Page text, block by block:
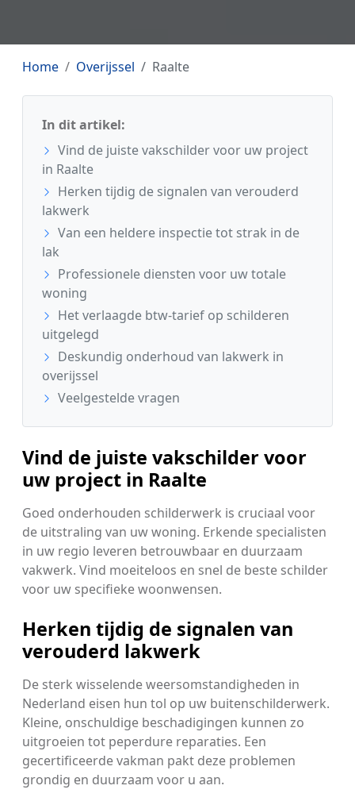
Home Overijssel Raalte
In dit artikel:
Vind de juiste vakschilder voor uw project
in Raalte
Herken tijdig de signalen van verouderd
lakwerk
Van een heldere inspectie tot strak in de
lak
Professionele diensten voor uw totale
woning
Het verlaagde btw-tarief op schilderen
uitgelegd
Deskundig onderhoud van lakwerk in
overijssel
Veelgestelde vragen
Vind de juiste vakschilder voor
uw project in Raalte
Goed onderhouden schilderwerk is cruciaal voor
de uitstraling van uw woning. Erkende specialisten
in uw regio leveren betrouwbaar en duurzaam
vakwerk. Vind moeiteloos en snel de beste schilder
voor uw specifieke woonwensen.
Herken tijdig de signalen van
verouderd lakwerk
De sterk wisselende weersomstandigheden in
Nederland eisen hun tol op uw buitenschilderwerk.
Kleine, onschuldige beschadigingen kunnen zo
uitgroeien tot peperdure reparaties. Een
gecertificeerde vakman pakt deze problemen
grondig en duurzaam voor u aan.